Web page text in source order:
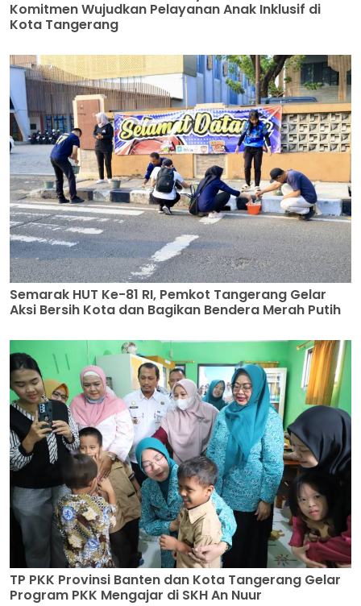
Komitmen Wujudkan Pelayanan Anak Inklusif di
Kota Tangerang
Semarak HUT Ke-81 RI, Pemkot Tangerang Gelar
Aksi Bersih Kota dan Bagikan Bendera Merah Putih
TP PKK Provinsi Banten dan Kota Tangerang Gelar
Program PKK Mengajar di SKH An Nuur